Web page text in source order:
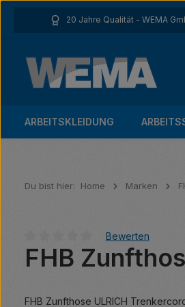
Hauptinhalt springen
Zur Suche springen
Zur Hauptnavigation springen
20 Jahre Qualität - WEMA
ARBEITSKLEIDUNG
Du bist hier: Home Marken
Durchschnittliche Bewertung von 0
Bewerten
FHB
FHB Zunfthose ULRICH